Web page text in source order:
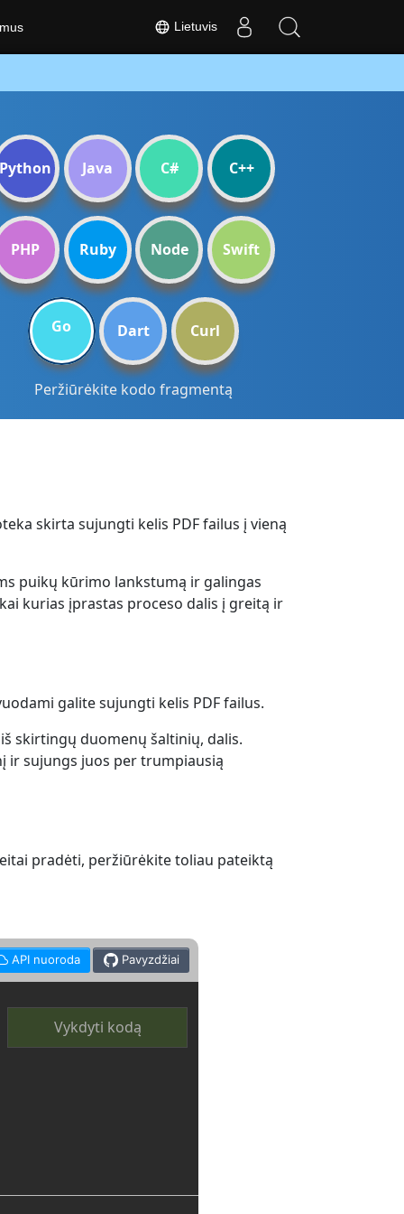
Python Java C# C++
PHP Ruby Node Swift
Go Dart Curl
Peržiūrėkite kodo fragmentą
skirta sujungti kelis PDF failus į vieną
puikų kūrimo lankstumą ir galingas
kurias įprastas proceso dalis į greitą ir
galite sujungti kelis PDF failus.
skirtingų duomenų šaltinių, dalis.
ir sujungs juos per trumpiausią
pradėti, peržiūrėkite toliau pateiktą
API nuoroda Pavyzdžiai
Vykdyti kodą
Lietuvis